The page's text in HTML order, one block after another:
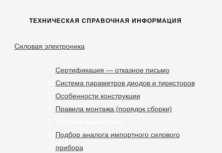
ТЕХНИЧЕСКАЯ СПРАВОЧНАЯ ИНФОРМАЦИЯ
Силовая электроника
Сертификация — отказное письмо
Система параметров диодов и тиристоров
Особенности конструкции
Правила монтажа (порядок сборки)
Подбор аналога импортного силового
прибора